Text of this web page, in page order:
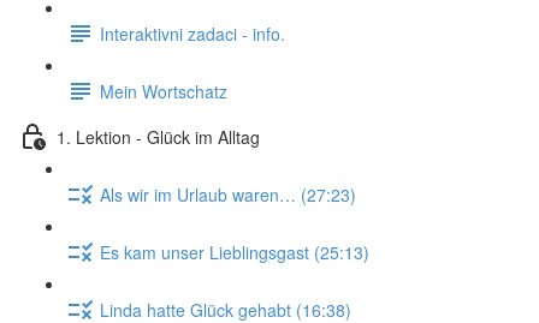
Interaktivni zadaci - info.
Mein Wortschatz
1. Lektion - Glück im Alltag
Als wir im Urlaub waren… (27:23)
Es kam unser Lieblingsgast (25:13)
Linda hatte Glück gehabt (16:38)